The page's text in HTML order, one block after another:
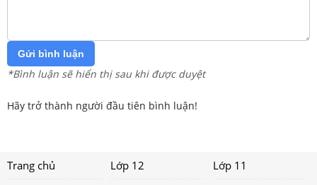
Gửi bình luận
*Bình luận sẽ hiển thị sau khi được duyệt
Hãy trở thành người đầu tiên bình luận!
Trang chủ Lớp 12
Lớp 11